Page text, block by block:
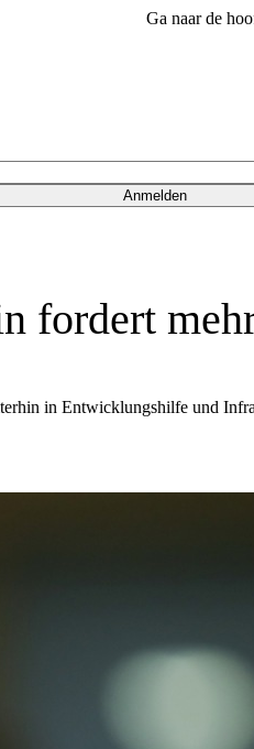
Ga naar de
Anmelden
fordert
in Entwicklungshilfe und